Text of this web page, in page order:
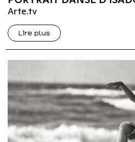
Arte.tv
Lire plus